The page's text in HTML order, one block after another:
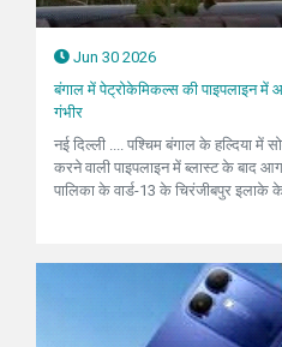
Jun 30 2026
बंगाल में पेट्रोकेमिकल्स की पाइपलाइन
गंभीर
नई दिल्ली .... पश्चिम बंगाल के हल्दिया में
करने वाली पाइपलाइन में ब्लास्ट के बाद
पालिका के वार्ड-13 के चिरंजीबपुर इलाके